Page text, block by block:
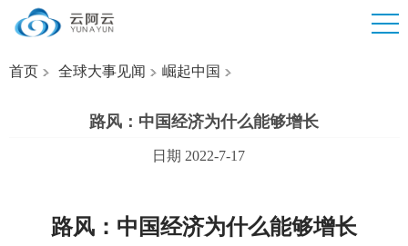
首页 全球大事见闻 崛起中国
路风：中国经济为什么能够增长
日期 2022-7-17
路风：中国经济为什么能够增长